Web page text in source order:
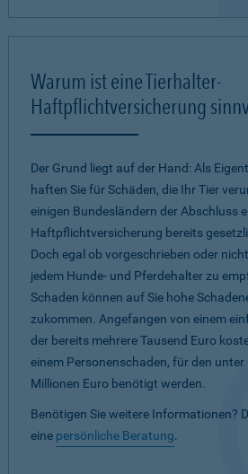
Warum ist eine Tierhalter-
Haftpflichtversicherung
Der Grund liegt auf der Hand: Als
haften Sie für Schäden, die Ihr Tier
einigen Bundesländern der Abschluss
Haftpflichtversicherung bereits
Doch egal ob vorgeschrieben oder
jedem Hunde- und Pferdehalter zu
Schaden können auf Sie hohe
zukommen. Angefangen von einem
der bereits mehrere Tausend Euro
einem Personenschaden, für den
Millionen Euro benötigt werden.
Benötigen Sie weitere Informationen?
eine persönliche Beratung.